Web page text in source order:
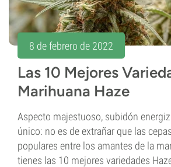
8 de febrero de 2022
Las 10 Mejores
Marihuana Haze
Aspecto majestuoso, subidón
único: no es de extrañar que las
populares entre los amantes de la
tienes las 10 mejores variedades